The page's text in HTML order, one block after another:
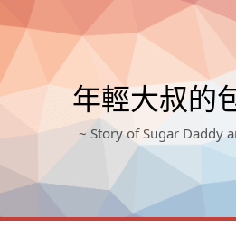
年輕大叔的
~ Story of Sugar Daddy